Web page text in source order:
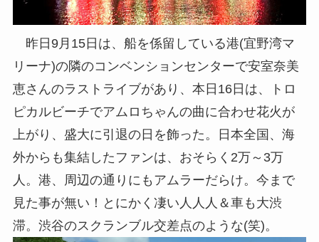
昨日9月15日は、船を係留している港(宜野湾マ
リーナ)の隣のコンベンションセンターで安室奈美
恵さんのラストライブがあり、本日16日は、トロ
ピカルビーチでアムロちゃんの曲に合わせ花火が
上がり、盛大に引退の日を飾った。日本全国、海
外からも集結したファンは、おそらく2万～3万
人。港、周辺の通りにもアムラーだらけ。今まで
見た事が無い！とにかく凄い人人人＆車も大渋
滞。渋谷のスクランブル交差点のような(笑)。